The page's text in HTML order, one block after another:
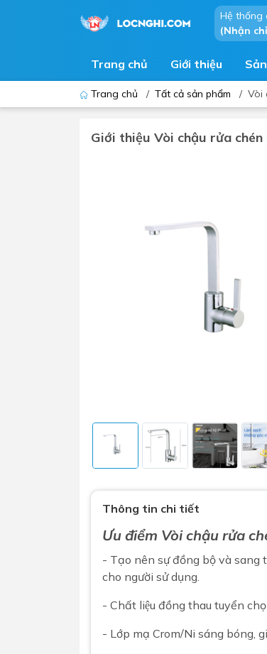
Hệ thống
(Nhận
Trang chủ Giới thiệu
Lavabo tủ - Lavabo kính
Gương nhà vệ sinh - nhà tắm
Máy sấy tay
Nắp bồn cầu
Nắp điện tử
Trang chủ / Tất cả sản phẩm / Vòi
Giới thiệu Vòi chậu rửa
Thông tin chi tiết
Ưu điểm Vòi chậu rửa
- Tạo nên sự đồng bộ và
cho người sử dụng.
- Chất liệu đồng thau tuyển
- Lớp mạ Crom/Ni sáng bóng,